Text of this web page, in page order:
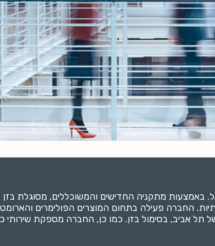
החברה פעילה בתחום המוצרים הפולימרים
תל אביב, בסימול בזן. כמו כן, החברה מספקת שירותי